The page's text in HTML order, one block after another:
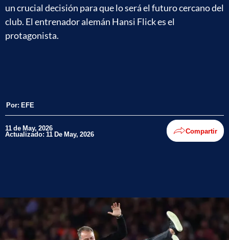
un crucial decisión para que lo será el futuro cercano del
club. El entrenador alemán Hansi Flick es el
protagonista.
Por: EFE
11 de May, 2026
Actualizado: 11 De May, 2026 Compartir